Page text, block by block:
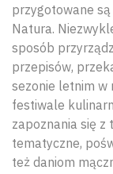
przygotowane
Natura.
sposób
przepisów,
sezonie letnim w
festiwale
zapoznania się z
tematyczne,
też daniom